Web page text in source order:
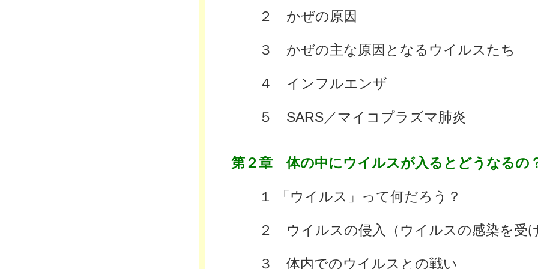
２ かぜの原因
３ かぜの主な原因となるウイルスたち
４ インフルエンザ
５ SARS／マイコプラズマ肺炎
第２章 体の中にウイルスが入るとどうなるの
１ 「ウイルス」って何だろう？
２ ウイルスの侵入（ウイルスの感染を受け
３ 体内でのウイルスとの戦い